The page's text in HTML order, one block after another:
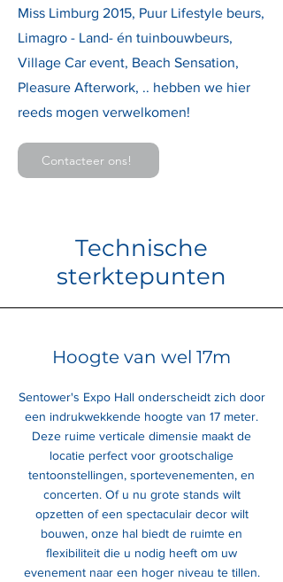
Miss Limburg 2015, Puur Lifestyle beurs,
Limagro - Land- én tuinbouwbeurs,
Village Car event, Beach Sensation,
Pleasure Afterwork, .. hebben we hier
reeds mogen verwelkomen!
Contacteer ons!
Technische
sterktepunten
Hoogte van wel 17m
Sentower's Expo Hall onderscheidt zich door
een indrukwekkende hoogte van 17 meter.
Deze ruime verticale dimensie maakt de
locatie perfect voor grootschalige
tentoonstellingen, sportevenementen, en
concerten. Of u nu grote stands wilt
opzetten of een spectaculair decor wilt
bouwen, onze hal biedt de ruimte en
flexibiliteit die u nodig heeft om uw
evenement naar een hoger niveau te tillen.